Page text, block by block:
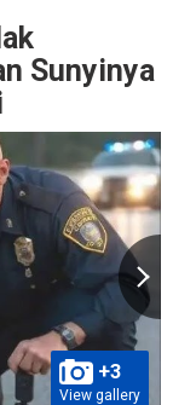
Sunyinya
+3
View gallery